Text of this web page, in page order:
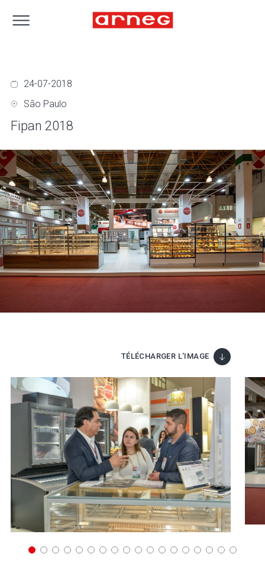
24-07-2018
São Paulo
Fipan 2018
TÉLÉCHARGER L’IMAGE